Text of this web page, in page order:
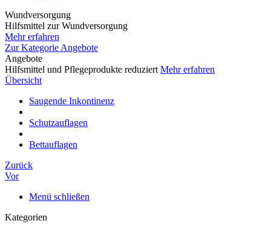
Wundversorgung
Hilfsmittel zur Wundversorgung
Mehr erfahren
Zur Kategorie Angebote
Angebote
Hilfsmittel und Pflegeprodukte reduziert Mehr erfahren
Übersicht
Saugende Inkontinenz
Schutzauflagen
Bettauflagen
Zurück
Vor
Menü schließen
Kategorien